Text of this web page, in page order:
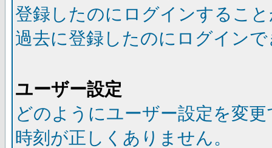
登録したのにログインするこ
過去に登録したのにログイン
ユーザー設定
どのようにユーザー設定を変
時刻が正しくありません。